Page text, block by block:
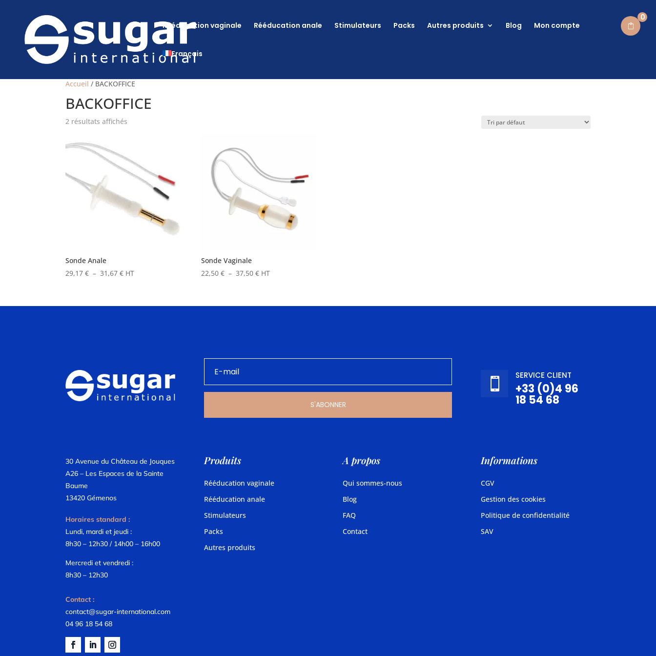
Rééducation vaginale Rééducation anale Stimulateurs Packs Autres produits Blog Mon compte
Français
0
Accueil / BACKOFFICE
BACKOFFICE
2 résultats affichés
Sonde Anale
29,17€ – 31,67€Plage
29,17 €
HT
Sonde Vaginale
22,50€ – 37,50€Plage
22,50 €
HT
S'ABONNER

SERVICE CLIENT
+33 (0)4 96
18 54 68
30 Avenue du Château de Jouques
A26 – Les Espaces de la Sainte
Baume
13420 Gémenos
Horaires standard :
Lundi, mardi et jeudi :
8h30 – 12h30 / 14h00 – 16h00
Mercredi et vendredi :
8h30 – 12h30
Contact :
contact@sugar-international.com
04 96 18 54 68
Produits
Rééducation vaginale
Rééducation anale
Stimulateurs
Packs
Autres produits
A propos
Qui sommes-nous
Blog
FAQ
Contact
Informations
CGV
Gestion des cookies
Politique de confidentialité
SAV